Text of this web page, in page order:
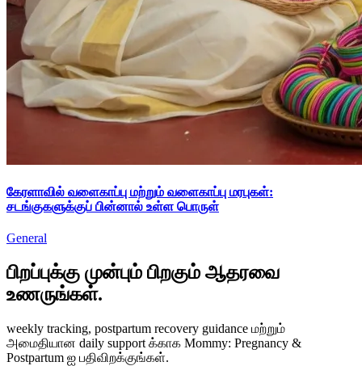
கேரளாவில் வளைகாப்பு மற்றும் வளைகாப்பு மரபுகள்:
சடங்குகளுக்குப் பின்னால் உள்ள பொருள்
General
பிறப்புக்கு முன்பும் பிறகும் ஆதரவை
உணருங்கள்.
weekly tracking, postpartum recovery guidance மற்றும்
அமைதியான daily support க்காக Mommy: Pregnancy &
Postpartum ஐ பதிவிறக்குங்கள்.